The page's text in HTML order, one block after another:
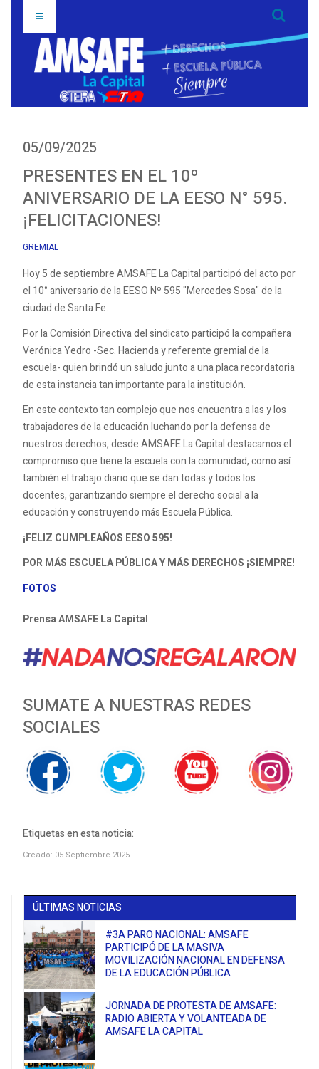
05/09/2025
PRESENTES EN EL 10º
ANIVERSARIO DE LA EESO N° 595.
¡FELICITACIONES!
GREMIAL
Hoy 5 de septiembre AMSAFE La Capital participó del acto por
el 10° aniversario de la EESO Nº 595 "Mercedes Sosa" de la
ciudad de Santa Fe.
Por la Comisión Directiva del sindicato participó la compañera
Verónica Yedro -Sec. Hacienda y referente gremial de la
escuela- quien brindó un saludo junto a una placa recordatoria
de esta instancia tan importante para la institución.
En este contexto tan complejo que nos encuentra a las y los
trabajadores de la educación luchando por la defensa de
nuestros derechos, desde AMSAFE La Capital destacamos el
compromiso que tiene la escuela con la comunidad, como así
también el trabajo diario que se dan todas y todos los
docentes, garantizando siempre el derecho social a la
educación y construyendo más Escuela Pública.
¡FELIZ CUMPLEAÑOS EESO 595!
POR MÁS ESCUELA PÚBLICA Y MÁS DERECHOS ¡SIEMPRE!
FOTOS
Prensa AMSAFE La Capital
SUMATE A NUESTRAS REDES
SOCIALES
Etiquetas en esta noticia:
Creado: 05 Septiembre 2025
ÚLTIMAS NOTICIAS
#3A PARO NACIONAL: AMSAFE
PARTICIPÓ DE LA MASIVA
MOVILIZACIÓN NACIONAL EN DEFENSA
DE LA EDUCACIÓN PÚBLICA
JORNADA DE PROTESTA DE AMSAFE:
RADIO ABIERTA Y VOLANTEADA DE
AMSAFE LA CAPITAL